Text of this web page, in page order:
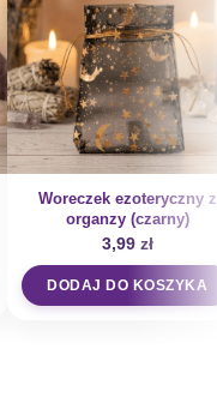
Woreczek ezoteryczny z
organzy (czarny)
3,99 zł
DODAJ DO KOSZYKA